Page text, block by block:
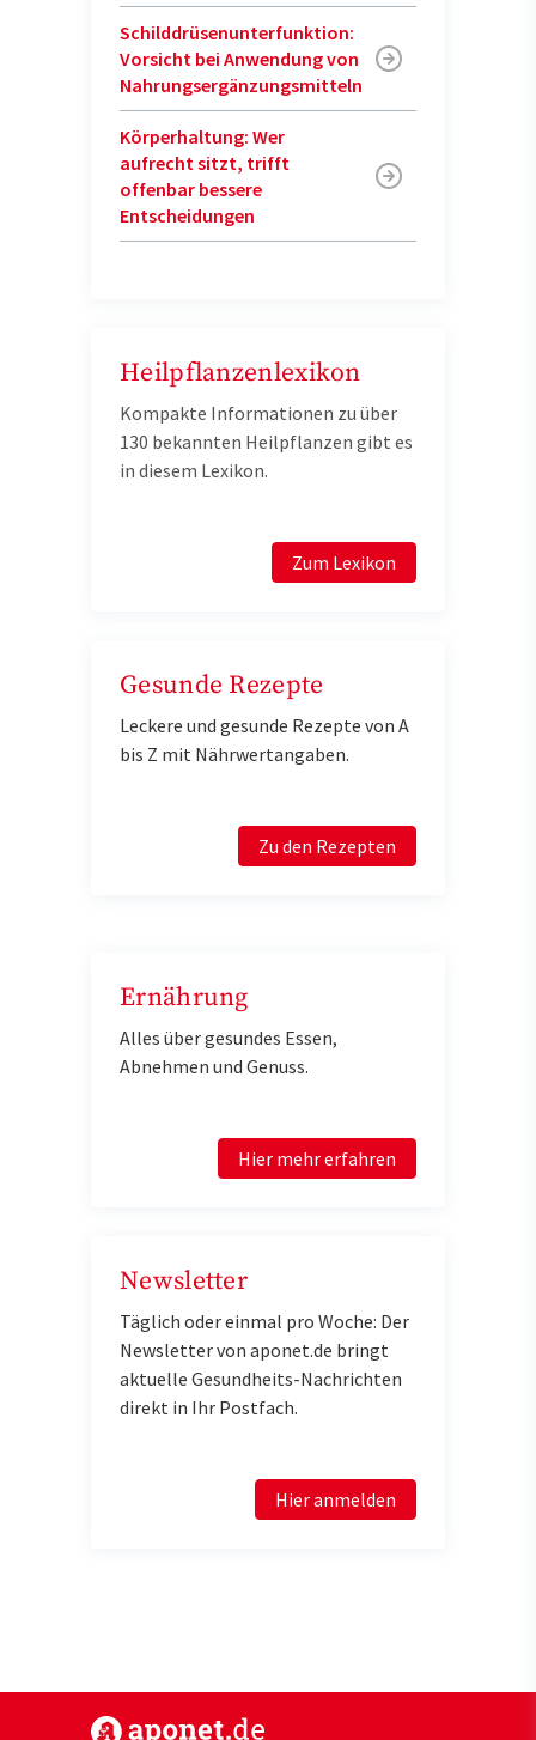
Schilddrüsenunterfunktion:
Vorsicht bei Anwendung von
Nahrungsergänzungsmitteln
Körperhaltung: Wer
aufrecht sitzt, trifft
offenbar bessere
Entscheidungen
Heilpflanzenlexikon
Kompakte Informationen zu über
130 bekannten Heilpflanzen gibt es
in diesem Lexikon.
Zum Lexikon
Gesunde Rezepte
Leckere und gesunde Rezepte von A
bis Z mit Nährwertangaben.
Zu den Rezepten
Ernährung
Alles über gesundes Essen,
Abnehmen und Genuss.
Hier mehr erfahren
Newsletter
Täglich oder einmal pro Woche: Der
Newsletter von aponet.de bringt
aktuelle Gesundheits-Nachrichten
direkt in Ihr Postfach.
Hier anmelden